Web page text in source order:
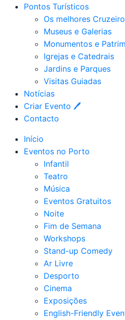
Pontos Turísticos
Os melhores
Museus e Galerias
Monumentos e
Igrejas e Catedrais
Jardins e Parques
Visitas Guiadas
Notícias
Criar Evento 🖊
Contacto
Início
Eventos no Porto
Infantil
Teatro
Música
Eventos Gratuitos
Noite
Fim de Semana
Workshops
Stand-up Comedy
Ar Livre
Desporto
Cinema
Exposições
English-Friendly